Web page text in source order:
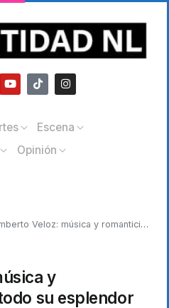
Escena
Opinión
Veloz: música y romanticismo en todo su esplendor
y
su esplendor